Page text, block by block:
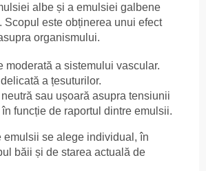
albe și a emulsiei galbene
Scopul este obținerea unui efect
organismului.
moderată a sistemului vascular.
a țesuturilor.
neutră sau ușoară asupra tensiunii
funcție de raportul dintre emulsii.
emulsii se alege individual, în
băii și de starea actuală de